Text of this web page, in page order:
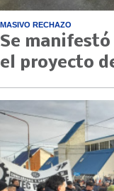
MASIVO RECHAZO
Se
el proyecto